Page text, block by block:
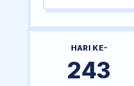
HARI KE-
243